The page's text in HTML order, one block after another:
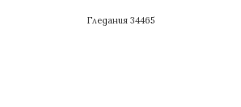
Гледания 34465